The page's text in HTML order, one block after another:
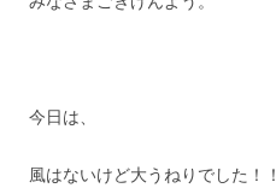
今日は、
風はないけど大うねりでした！！